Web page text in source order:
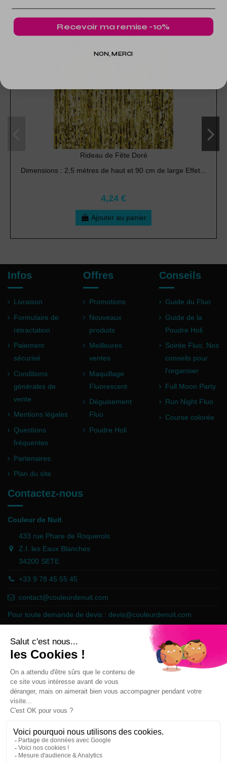
Rideau de Fête Doré
Dimensions : 2,5 mètres de haut et 90 cm de large Effet...
4,24 €
Ajouter au panier
Infos
Livraison
Formulaire de
rétractation
Paiement
sécurisé
Conditions
générales de
vente
Mentions légales
Questions
fréquentes
Partenaires
Plan du site
Offres
Promotions
Nouveaux
produits
Meilleures
ventes
Maquillage
Fluorescent
Déguisement
Fluo
Poudre Holi
Conseils
Guide du Fluo
Guide de la
Poudre Holi
Soirée Fluo, Nos
conseils pour
l'organiser
Full Moon Party
Run Night Fluo
Course colorée
Contactez-nous
Couleur de Nuit
433 rue Phare de Roquerols
Z.I. les Eaux Blanches
34200 SETE
+33 9 78 45 55 45
contact@couleurdenuit.com
Pour toute demande de devis : devis@couleurdenuit.com
Marchand approuvé par la Société des Avis Garantis,cliquez ici pour
vérifier .
Follow us
Newsletter
Recevoir ma remise -10%
NON, MERCI